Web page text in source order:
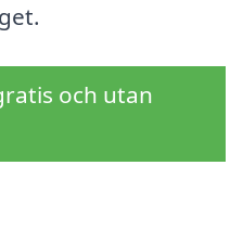
och utan